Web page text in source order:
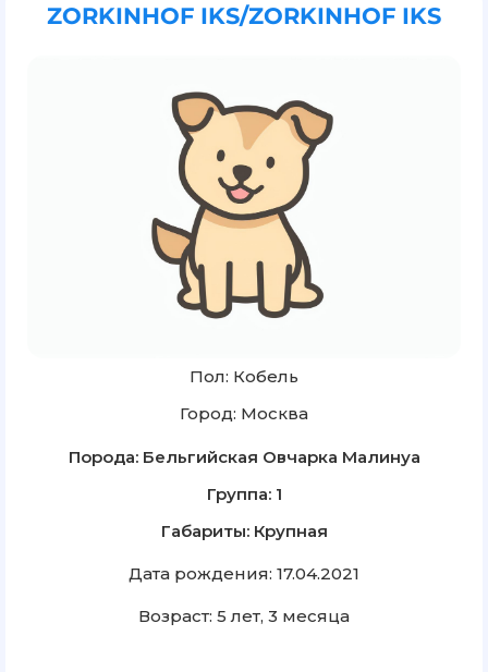
ZORKINHOF IKS/ZORKINHOF IKS
Пол: Кобель
Город: Москва
Порода: Бельгийская Овчарка Малинуа
Группа: 1
Габариты: Крупная
Дата рождения: 17.04.2021
Возраст: 5 лет, 3 месяца